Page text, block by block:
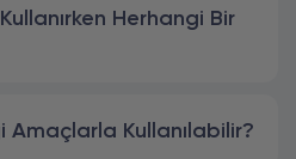
Herhangi Bir
Amaçlarla Kullanılabilir?